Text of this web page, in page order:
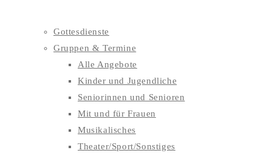
Gottesdienste
Gruppen & Termine
Alle Angebote
Kinder und Jugendliche
Seniorinnen und Senioren
Mit und für Frauen
Musikalisches
Theater/Sport/Sonstiges